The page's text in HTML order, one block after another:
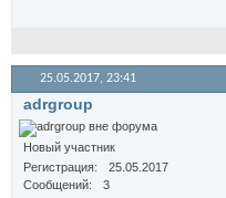
25.05.2017, 23:41
adrgroup
Новый участник
Регистрация
25.05.2017
Сообщений
3